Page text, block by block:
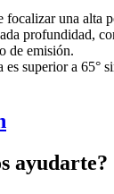
focalizar una alta
profundidad,
de emisión.
es superior a 65°
ayudarte?